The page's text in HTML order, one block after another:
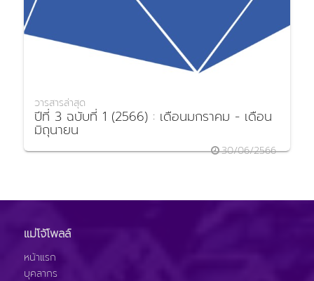
วารสารล่าสุด
ปีที่ 3 ฉบับที่ 1 (2566) : เดือนมกราคม - เดือน
มิถุนายน
30/06/2566
แม่โจ้โพลล์
หน้าแรก
บุคลากร